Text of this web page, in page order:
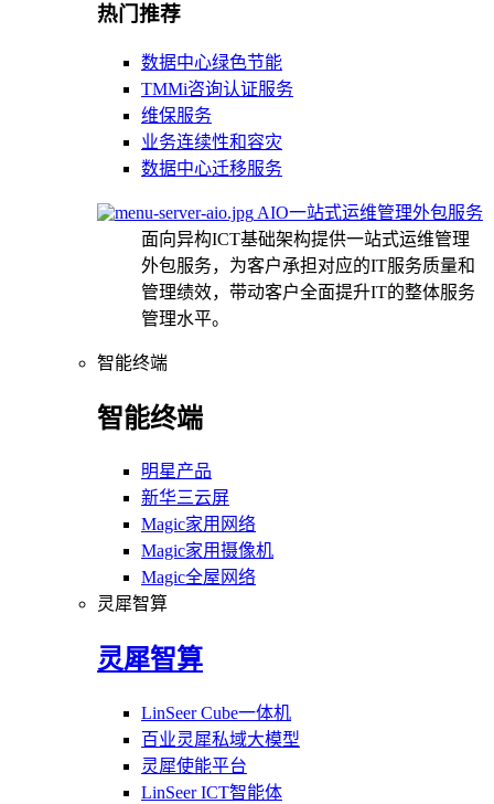
热门推荐
数据中心绿色节能
TMMi咨询认证服务
维保服务
业务连续性和容灾
数据中心迁移服务
AIO一站式运维管理外包服务
面向异构ICT基础架构提供一站式运维管理
外包服务，为客户承担对应的IT服务质量和
管理绩效，带动客户全面提升IT的整体服务
管理水平。
智能终端
智能终端
明星产品
新华三云屏
Magic家用网络
Magic家用摄像机
Magic全屋网络
灵犀智算
灵犀智算
LinSeer Cube一体机
百业灵犀私域大模型
灵犀使能平台
LinSeer ICT智能体